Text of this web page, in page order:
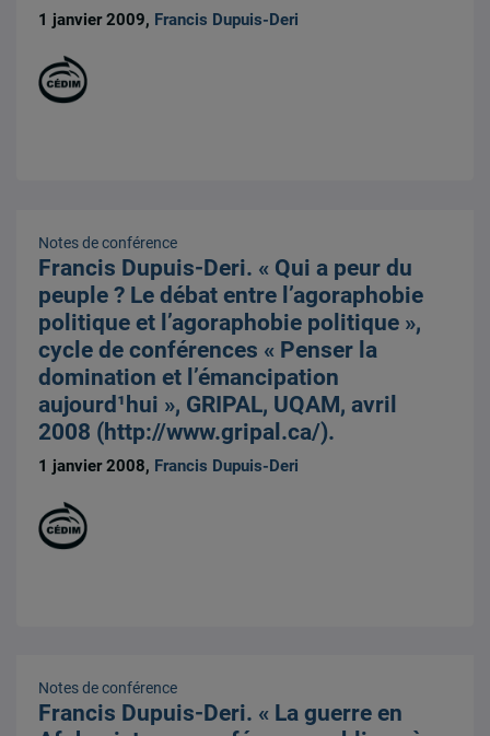
1 janvier 2009, Francis Dupuis-Deri
Notes de conférence
Francis Dupuis-Deri. « Qui a peur du
peuple ? Le débat entre l’agoraphobie
politique et l’agoraphobie politique »,
cycle de conférences « Penser la
domination et l’émancipation
aujourd¹hui », GRIPAL, UQAM, avril
2008 (http://www.gripal.ca/).
1 janvier 2008, Francis Dupuis-Deri
Notes de conférence
Francis Dupuis-Deri. « La guerre en